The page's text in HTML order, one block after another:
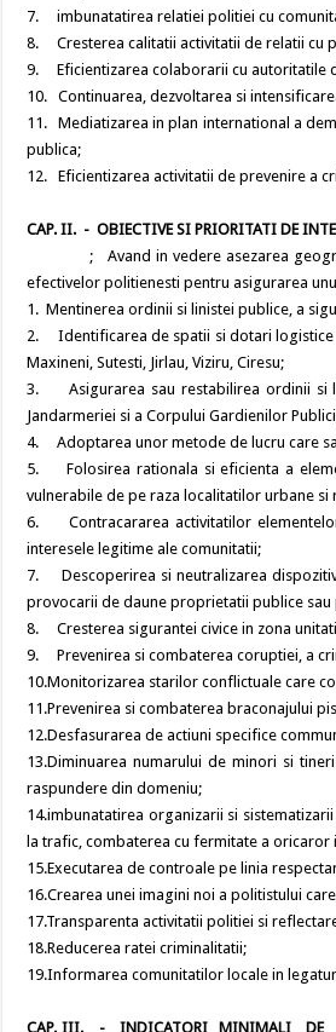
7. imbunatatirea relatiei politiei cu
8. Cresterea calitatii activitatii de relatii cu
9. Eficientizarea colaborarii cu autoritatile
10. Continuarea, dezvoltarea si
11. Mediatizarea in plan international a
publica;
12. Eficientizarea activitatii de prevenire a
CAP. II. - OBIECTIVE SI PRIORITATI DE
; Avand in vedere asezarea
efectivelor politienesti pentru asigurarea
1. Mentinerea ordinii si linistei publice, a
2. Identificarea de spatii si dotari logistice
Maxineni, Sutesti, Jirlau, Viziru, Ciresu;
3. Asigurarea sau restabilirea ordinii si
Jandarmeriei si a Corpului Gardienilor
4. Adoptarea unor metode de lucru care
5. Folosirea rationala si eficienta a
vulnerabile de pe raza localitatilor urbane
6. Contracararea activitatilor elementelor
interesele legitime ale comunitatii;
7. Descoperirea si neutralizarea
provocarii de daune proprietatii publice sau
8. Cresterea sigurantei civice in zona
9. Prevenirea si combaterea coruptiei, a
10.Monitorizarea starilor conflictuale care
11.Prevenirea si combaterea braconajului
12.Desfasurarea de actiuni specifice
13.Diminuarea numarului de minori si
raspundere din domeniu;
14.imbunatatirea organizarii si
la trafic, combaterea cu fermitate a
15.Executarea de controale pe linia
16.Crearea unei imagini noi a politistului
17.Transparenta activitatii politiei si
18.Reducerea ratei criminalitatii;
19.Informarea comunitatilor locale in
CAP. III. - INDICATORI MINIMALI DE